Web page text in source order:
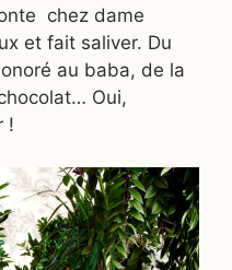
chez dame
et fait saliver. Du
au baba, de la
Oui,
!